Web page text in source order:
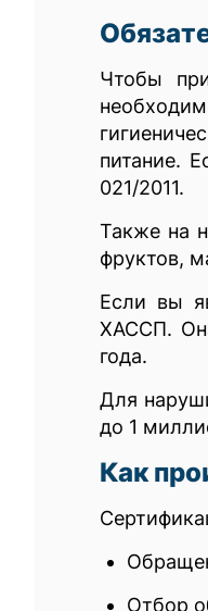
Чтобы
питание.
021/2011.
Также на
фруктов,
Если вы
ХАССП.
года.
Для
до 1
Как
Отбор